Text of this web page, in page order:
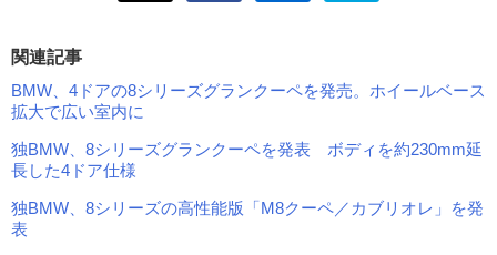
関連記事
BMW、4ドアの8シリーズグランクーペを発売。ホイールベース
拡大で広い室内に
独BMW、8シリーズグランクーペを発表 ボディを約230mm延
長した4ドア仕様
独BMW、8シリーズの高性能版「M8クーペ／カブリオレ」を発
表